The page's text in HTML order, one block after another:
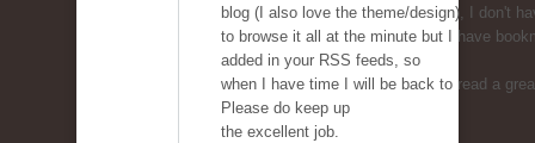
blog (I also love the theme/design), I don't
to browse it all at the minute but I have
added in your RSS feeds, so
when I have time I will be back to read a
Please do keep up
the excellent job.